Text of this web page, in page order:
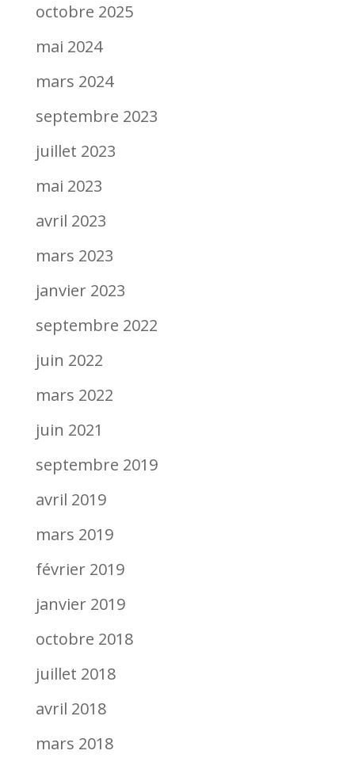
octobre 2025
mai 2024
mars 2024
septembre 2023
juillet 2023
mai 2023
avril 2023
mars 2023
janvier 2023
septembre 2022
juin 2022
mars 2022
juin 2021
septembre 2019
avril 2019
mars 2019
février 2019
janvier 2019
octobre 2018
juillet 2018
avril 2018
mars 2018